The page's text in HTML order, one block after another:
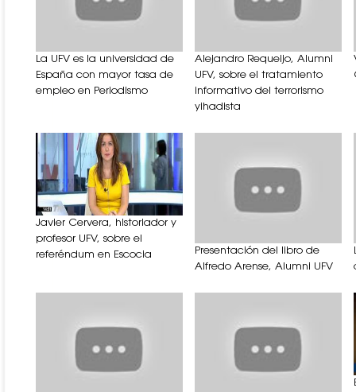
La UFV es la universidad de
España con mayor tasa de
empleo en Periodismo
Alejandro Requeijo, Alumni
UFV, sobre el tratamiento
informativo del terrorismo
yihadista
Javier Cervera, historiador y
profesor UFV, sobre el
referéndum en Escocia
Presentación del libro de
Alfredo Arense, Alumni UFV